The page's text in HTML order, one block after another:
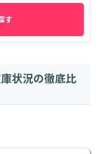
す
状況の徹底比